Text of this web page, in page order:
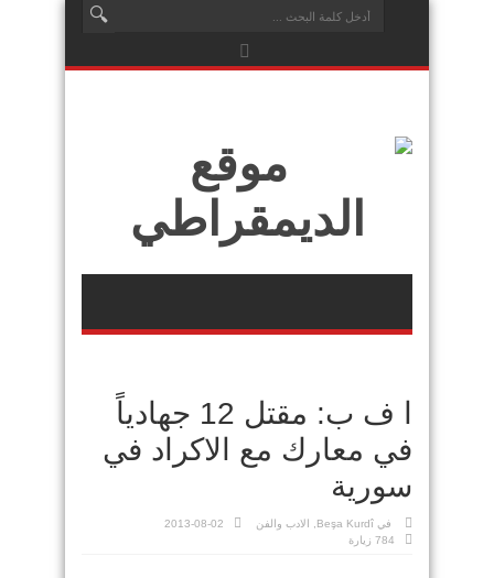
ا ف ب: مقتل 12 جهادياً
في معارك مع الاكراد في
سورية
في Beşa Kurdî الادب والفن
2013-08-02
784 زيارة